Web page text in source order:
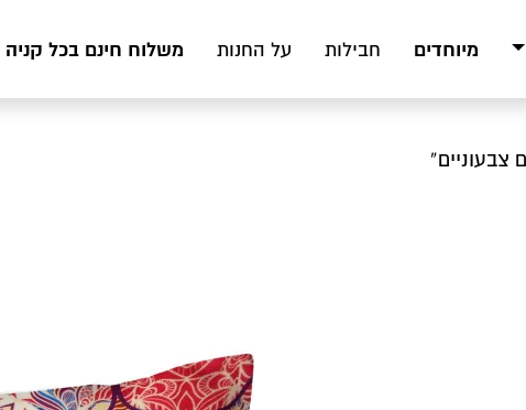
מיוחדים חבילות על החנות משלוח חינם בכל קניה מעל 199 ₪
צבעוניים”